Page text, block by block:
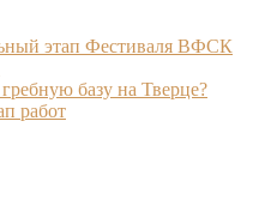
этап Фестиваля ВФСК
базу на Тверце?
работ